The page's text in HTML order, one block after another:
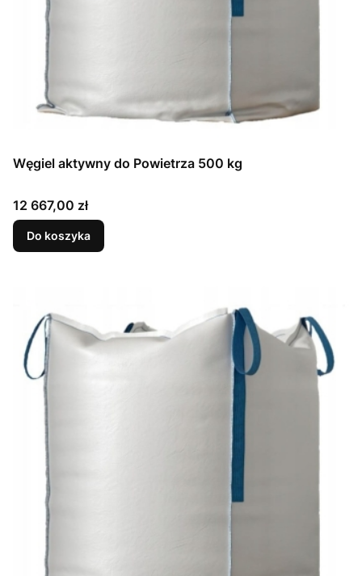
Węgiel aktywny do Powietrza 500 kg
Cena
12 667,00 zł
Do koszyka